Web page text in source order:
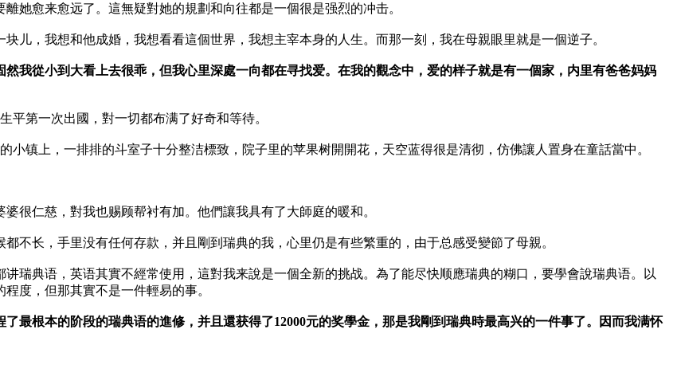
她愈来愈远了。這無疑對她的規劃和向往都是一個很是强烈的冲击。
儿，我想和他成婚，我想看看這個世界，我想主宰本身的人生。而那一刻，我在母親眼里就是一個逆子。
我從小到大看上去很乖，但我心里深處一向都在寻找爱。在我的觀念中，爱的样子就是有一個家，内里有爸爸妈妈
平第一次出國，對一切都布满了好奇和等待。
小镇上，一排排的斗室子十分整洁標致，院子里的苹果树開開花，天空蓝得很是清彻，仿佛讓人置身在童話當中。
很仁慈，對我也赐顾帮衬有加。他們讓我具有了大師庭的暖和。
不长，手里没有任何存款，并且剛到瑞典的我，心里仍是有些繁重的，由于总感受變節了母親。
瑞典语，英语其實不經常使用，這對我来說是一個全新的挑战。為了能尽快顺應瑞典的糊口，要學會說瑞典语。以
度，但那其實不是一件輕易的事。
最根本的阶段的瑞典语的進修，并且還获得了12000元的奖學金，那是我剛到瑞典時最高兴的一件事了。因而我满怀